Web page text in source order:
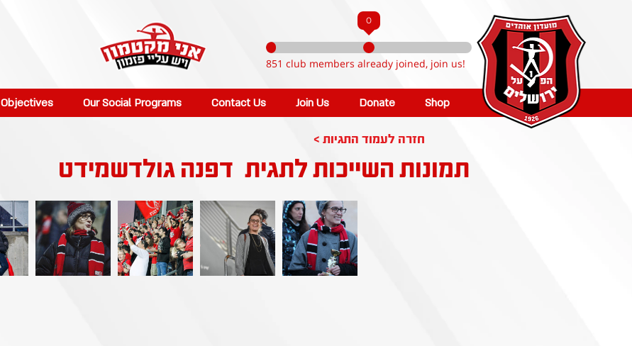
0
851 club members already joined, join us!
Objectives Our Social Programs Contact Us Join Us Donate Shop
< חזרה לעמוד התגיות
דפנה גולדשמידט תמונות השייכות לתגית